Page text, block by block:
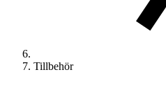
Tillbehör